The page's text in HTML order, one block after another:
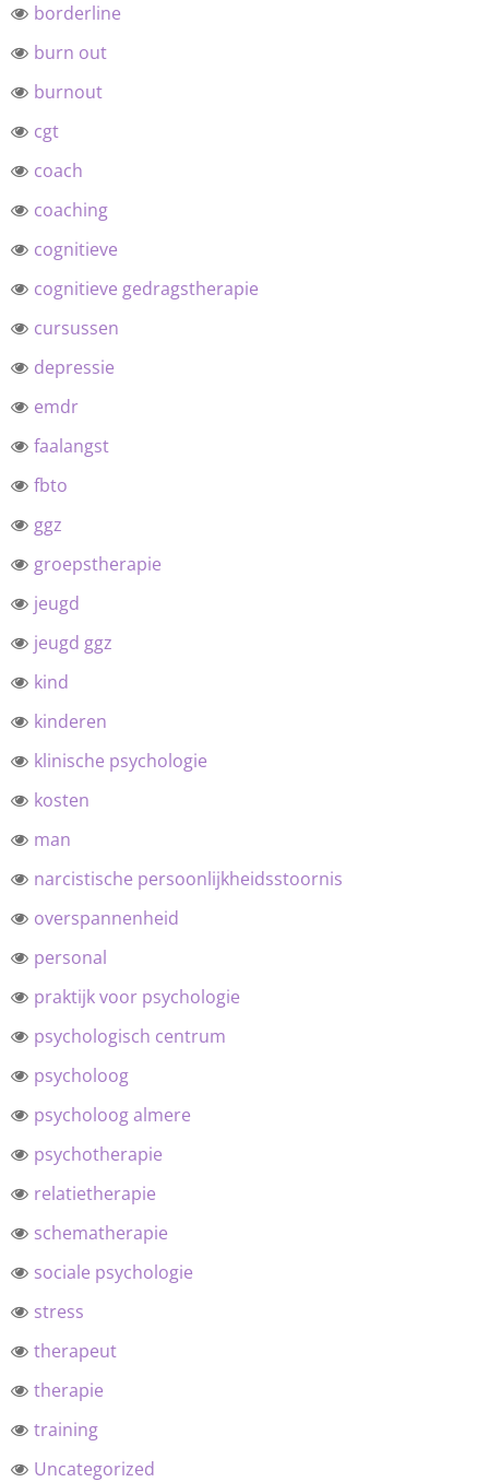
borderline
burn out
burnout
cgt
coach
coaching
cognitieve
cognitieve gedragstherapie
cursussen
depressie
emdr
faalangst
fbto
ggz
groepstherapie
jeugd
jeugd ggz
kind
kinderen
klinische psychologie
kosten
man
narcistische persoonlijkheidsstoornis
overspannenheid
personal
praktijk voor psychologie
psychologisch centrum
psycholoog
psycholoog almere
psychotherapie
relatietherapie
schematherapie
sociale psychologie
stress
therapeut
therapie
training
Uncategorized